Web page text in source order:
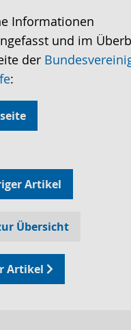
Informationen
und im
der
:
Artikel
Übersicht
Artikel